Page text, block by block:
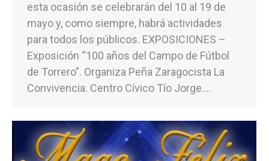
esta ocasión se celebrarán del 10 al 19 de
mayo y, como siempre, habrá actividades
para todos los públicos. EXPOSICIONES –
Exposición “100 años del Campo de Fútbol
de Torrero”. Organiza Peña Zaragocista La
Convivencia. Centro Cívico Tío Jorge.…